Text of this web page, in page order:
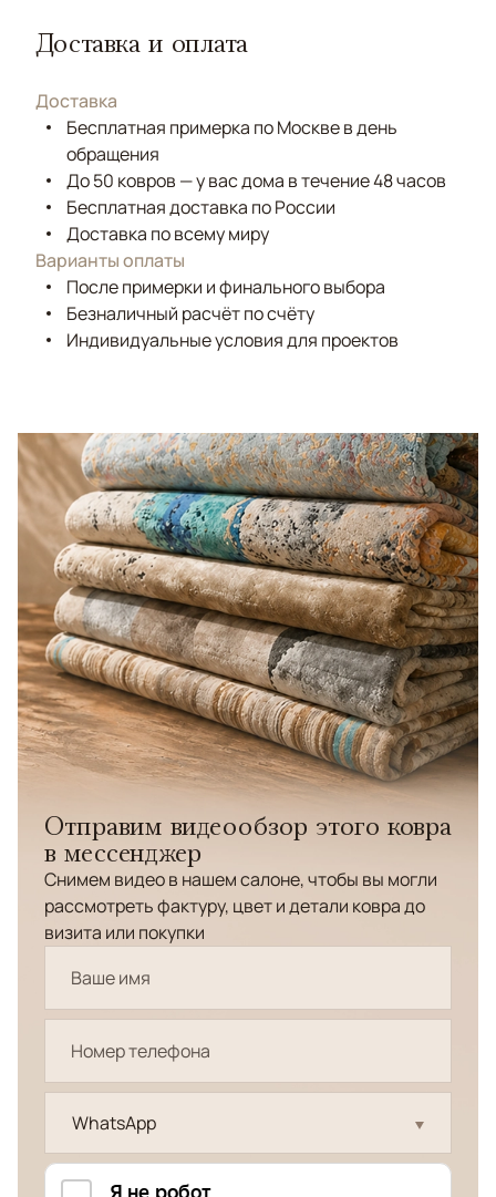
Доставка и оплата
Доставка
Бесплатная примерка по Москве в день
обращения
До 50 ковров — у вас дома в течение 48 часов
Бесплатная доставка по России
Доставка по всему миру
Варианты оплаты
После примерки и финального выбора
Безналичный расчёт по счёту
Индивидуальные условия для проектов
Отправим видеообзор этого ковра
в мессенджер
Снимем видео в нашем салоне, чтобы вы могли
рассмотреть фактуру, цвет и детали ковра до
визита или покупки
WhatsApp